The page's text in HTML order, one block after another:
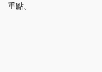
重點。